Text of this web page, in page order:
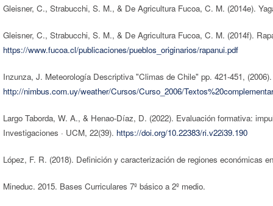
Gleisner, C., Strabucchi, S. M., & De Agricultura Fucoa, C. M. (2014e).
Gleisner, C., Strabucchi, S. M., & De Agricultura Fucoa, C. M. (2014f).
https://www.fucoa.cl/publicaciones/pueblos_originarios/rapanui.pdf
Inzunza, J. Meteorología Descriptiva "Climas de Chile" pp. 421-451,
http://nimbus.com.uy/weather/Cursos/Curso_2006/
Largo Taborda, W. A., & Henao-Díaz, D. (2022). Evaluación formativa:
Investigaciones · UCM, 22(39). https://doi.org/10.22383/ri.v22i39.190
López, F. R. (2018). Definición y caracterización de regiones económicas
Mineduc. 2015. Bases Curriculares 7º básico a 2º medio.